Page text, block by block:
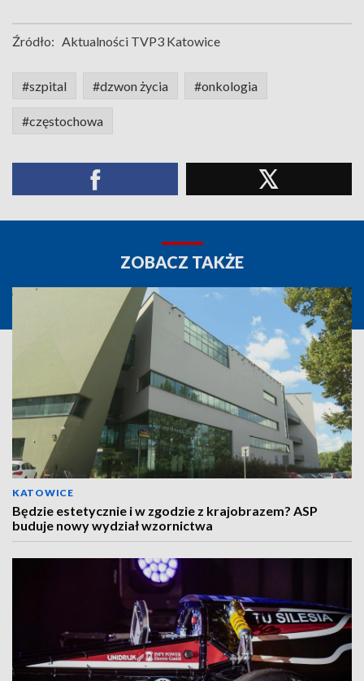
Źródło: Aktualności TVP3 Katowice
#szpital #dzwon życia #onkologia
#częstochowa
ZOBACZ TAKŻE
KATOWICE
Będzie estetycznie i w zgodzie z krajobrazem? ASP
buduje nowy wydział wzornictwa